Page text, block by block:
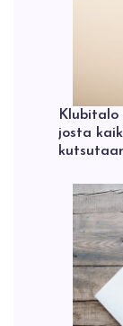
Klubitalo
josta